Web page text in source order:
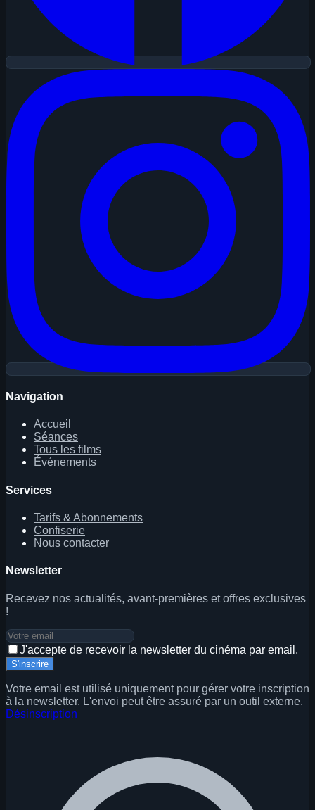
Navigation
Accueil
Séances
Tous les films
Événements
Services
Tarifs & Abonnements
Confiserie
Nous contacter
Newsletter
Recevez nos actualités, avant-premières et offres exclusives
!
J'accepte de recevoir la newsletter du cinéma par email.
S'inscrire
Votre email est utilisé uniquement pour gérer votre inscription
à la newsletter. L'envoi peut être assuré par un outil externe.
Désinscription